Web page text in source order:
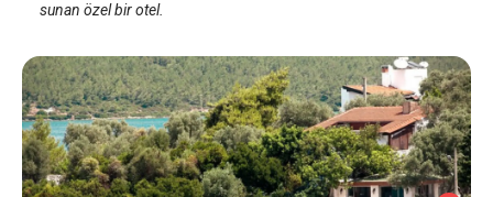
sunan özel bir otel.